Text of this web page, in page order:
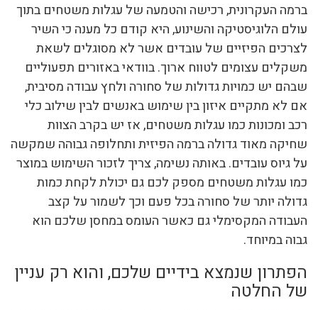
ברמה העקרונית, רכישה והטמעה של עגלות משטחים בתוך
עולם הלוגיסטיקה והשינוע, היא קודם כל מענה כי השיר
לצרכים הפיזיים של עובדים אשר לא מסוגלים לשאת
משקלים עצומים לטווח ארוך. בוודאי באזורים תפעוליים
שבהם יש כמויות גדולות של סחורה ולחץ עבודה מסיבית,
אם לא מתקיים איזון בין שימוש באנשים לבין שילוב כלי
רכב ומכונות כמו עגלות משטחים, אז יש בקרב הצוות
שחיקה מאוד גדולה ברמה הפיזית ותחלופה גבוהה שמקשה
על גיוס עובדים. באותה נשימה, צריך לזכור השימוש במוצר
כמו עגלות משטחים מספק לכם גם יכולת לקחת כמות
גדולה יותר של סחורה בכל פעם וכך לשמור על קצב
העבודה המקסימלי גם כאשר העומס במחסן שלכם הוא
גבוה במיוחד.
הפתרון שנמצא בידיים שלכם, והוא רק עניין
של החלטה